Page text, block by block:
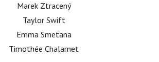
Marek Ztracený
Taylor Swift
Emma Smetana
Timothée Chalamet